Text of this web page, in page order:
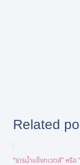
Related
“ธารน้ำแข็งทเวตส์” หรื